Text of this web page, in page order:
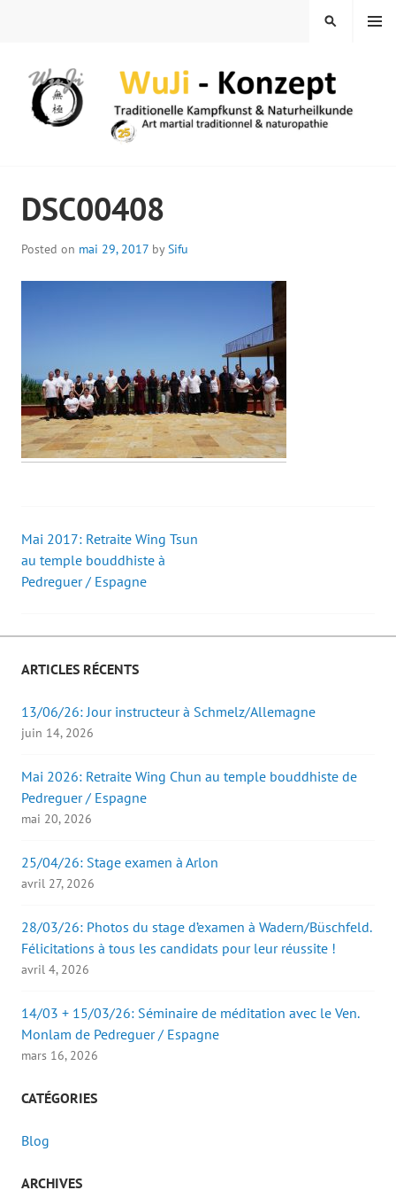
MENU
SEARCH
DSC00408
Posted on mai 29, 2017 bySifu
Post
navigation
Mai 2017: Retraite Wing Tsun
au temple bouddhiste à
Pedreguer / Espagne
ARTICLES RÉCENTS
13/06/26: Jour instructeur à Schmelz/Allemagne
juin 14, 2026
Mai 2026: Retraite Wing Chun au temple bouddhiste de
Pedreguer / Espagne
mai 20, 2026
25/04/26: Stage examen à Arlon
avril 27, 2026
28/03/26: Photos du stage d’examen à Wadern/Büschfeld.
Félicitations à tous les candidats pour leur réussite !
avril 4, 2026
14/03 + 15/03/26: Séminaire de méditation avec le Ven.
Monlam de Pedreguer / Espagne
mars 16, 2026
CATÉGORIES
Blog
ARCHIVES